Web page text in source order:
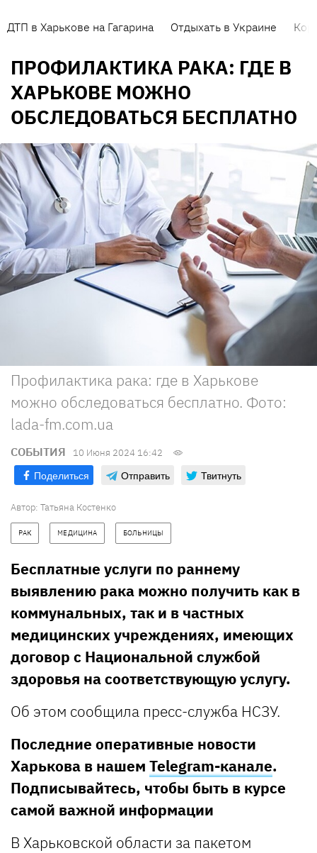
ДТП в Харькове на Гагарина Отдыхать в Украине
ПРОФИЛАКТИКА РАКА: ГДЕ В
ХАРЬКОВЕ МОЖНО
ОБСЛЕДОВАТЬСЯ БЕСПЛАТНО
Профилактика рака: где в Харькове
можно обследоваться бесплатно. Фото:
lada-fm.com.ua
СОБЫТИЯ 10 Июня 2024 16:42
Поделиться Отправить Твитнуть
Автор: Татьяна Костенко
РАК МЕДИЦИНА БОЛЬНИЦЫ
Бесплатные услуги по раннему
выявлению рака можно получить как в
коммунальных, так и в частных
медицинских учреждениях, имеющих
договор с Национальной службой
здоровья на соответствующую услугу.
Об этом сообщила пресс-служба НСЗУ.
Последние оперативные новости
Харькова в нашем Telegram-канале.
Подписывайтесь, чтобы быть в курсе
самой важной информации
В Харьковской области за пакетом